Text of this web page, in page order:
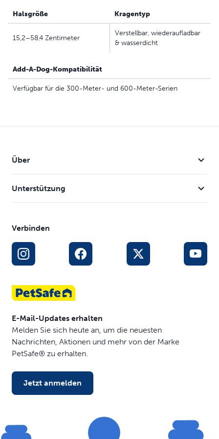
Halsgröße Kragentyp
15,2–58,4 Zentimeter
Verstellbar, wiederaufladbar
& wasserdicht
Add-A-Dog-Kompatibilität
Verfügbar für die 300-Meter- und 600-Meter-Serien
Über
Unterstützung
Verbinden
E-Mail-Updates erhalten
Melden Sie sich heute an, um die neuesten
Nachrichten, Aktionen und mehr von der Marke
PetSafe® zu erhalten.
Jetzt anmelden